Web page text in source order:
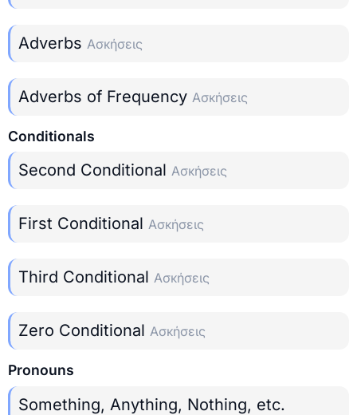
Adverbs Ασκήσεις
Adverbs of Frequency Ασκήσεις
Conditionals
Second Conditional Ασκήσεις
First Conditional Ασκήσεις
Third Conditional Ασκήσεις
Zero Conditional Ασκήσεις
Pronouns
Something, Anything, Nothing, etc.